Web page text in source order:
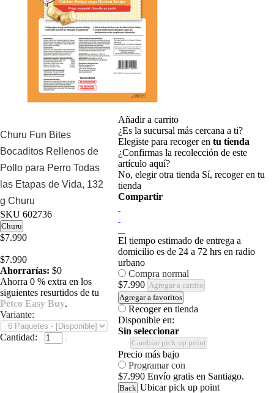
Churu Fun Bites
Bocaditos Rellenos de
Pollo para Perro Todas
las Etapas de Vida, 132
g Churu
SKU 602736
Churu
$7.990
$7.990
Ahorrarías: $0
Ahorra 0 % extra en los
siguientes resurtidos de tu
Petco Easy Buy.
Variante:
Cantidad:
Añadir a carrito
¿Es la sucursal más cercana a ti?
Elegiste para recoger entu tienda
¿Confirmas la recolección de este
artículo aquí?
No, elegir otra tienda Sí, recoger en tu
tienda
Compartir
El tiempo estimado de entrega a
domicilio es de 24 a 72 hrs en radio
urbano
Compra normal
$7.990 Agregar a carrito
Agregar a favoritos
Recoger en tienda
Disponible en:
Sin seleccionar
Cambiar pick up point
Precio más bajo
Programar con
$7.990Envío gratis en Santiago.
Back Ubicar pick up point